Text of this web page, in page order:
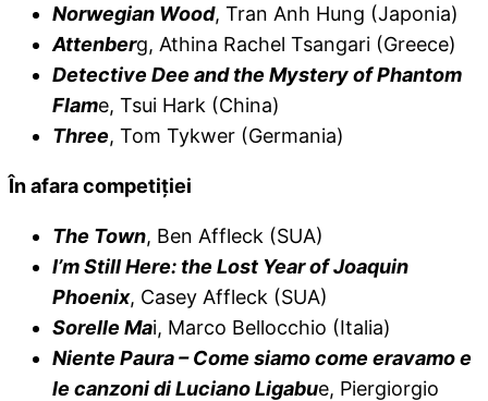
Norwegian Wood, Tran Anh Hung (Japonia)
Attenberg, Athina Rachel Tsangari (Greece)
Detective Dee and the Mystery of Phantom
Flame, Tsui Hark (China)
Three, Tom Tykwer (Germania)
În afara competiţiei
The Town, Ben Affleck (SUA)
I’m Still Here: the Lost Year of Joaquin
Phoenix, Casey Affleck (SUA)
Sorelle Mai, Marco Bellocchio (Italia)
Niente Paura – Come siamo come eravamo e
le canzoni di Luciano Ligabue, Piergiorgio